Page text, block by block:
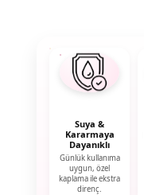
Suya &
Kararmaya
Dayanıklı
Günlük kullanıma
uygun, özel
kaplama ile ekstra
direnç.